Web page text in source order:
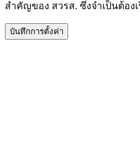
สำคัญของ สวรส. ซึ่งจำเป็นต้อง
บันทึกการตั้งค่า